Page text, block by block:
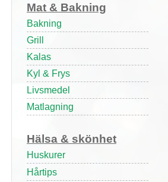
Mat & Bakning
Bakning
Grill
Kalas
Kyl & Frys
Livsmedel
Matlagning
Hälsa & skönhet
Huskurer
Hårtips